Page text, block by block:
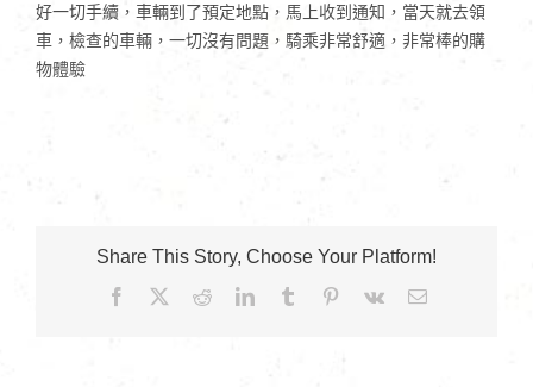
好一切手續，車輛到了預定地點，馬上收到通知，當天就去領
車，檢查的車輛，一切沒有問題，騎乘非常舒適，非常棒的購
物體驗
Share This Story, Choose Your Platform!
Facebook RedditLinkedInTumblr Pinterest
Vk Email: